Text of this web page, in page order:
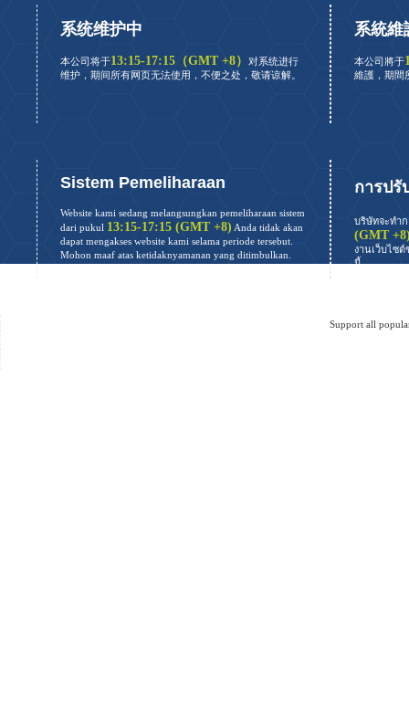
系统维护中
本公司将于13:15-17:15（GMT +8）
对系统进行
维护，期间所有网页无法使用，不便之处，敬请谅解。
系統維
本公司將于
維護，期間
Sistem Pemeliharaan
Website kami sedang melangsungkan pemeliharaan sistem
dari pukul 13:15-17:15 (GMT +8) Anda tidak akan
dapat mengakses website kami selama periode tersebut.
Mohon maaf atas ketidaknyamanan yang ditimbulkan.
การปรั
บริษัทจะทำ
(GMT
งานเว็บไซ
นี้
Support all